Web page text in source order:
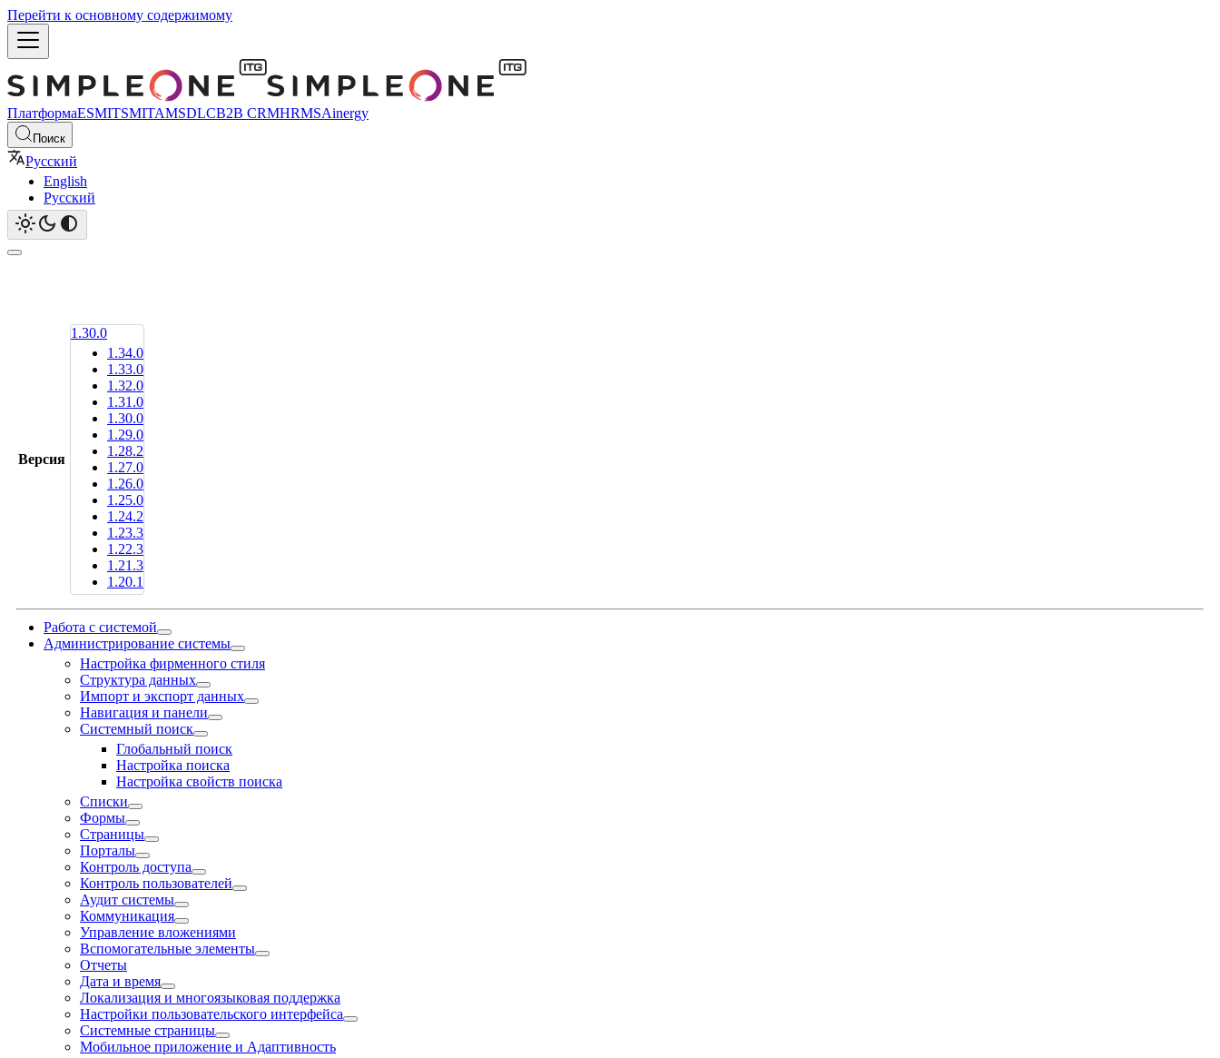
Перейти к основному содержимому
ПлатформаESMITSMITAMSDLCB2B CRMHRMSAinergy
Поиск
Русский
English
Русский
Версия
1.30.0
1.34.0
1.33.0
1.32.0
1.31.0
1.30.0
1.29.0
1.28.2
1.27.0
1.26.0
1.25.0
1.24.2
1.23.3
1.22.3
1.21.3
1.20.1
Работа с системой
Администрирование системы
Настройка фирменного стиля
Структура данных
Импорт и экспорт данных
Навигация и панели
Системный поиск
Глобальный поиск
Настройка поиска
Настройка свойств поиска
Списки
Фoрмы
Страницы
Порталы
Контроль доступа
Контроль пользователей
Аудит системы
Коммуникация
Управление вложениями
Вспомогательные элементы
Отчeты
Дата и время
Локализация и многоязыковая поддержка
Настройки пользовательского интерфейса
Системные страницы
Мобильное приложение и Адаптивность